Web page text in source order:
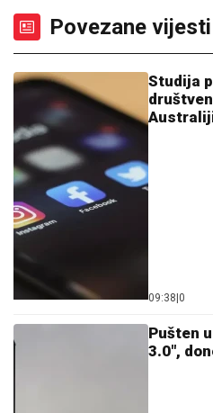
Povezane vijesti
Studija
09:38 0
Pušten
3.0",